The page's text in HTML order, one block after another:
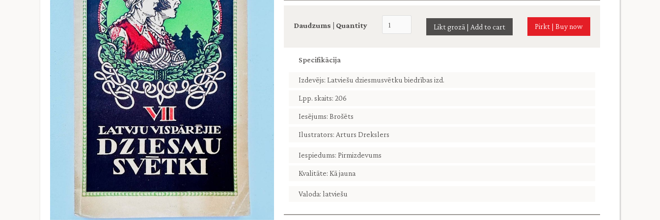
Daudzums | Quantity Pirkt | Buy now
Specifikācija
Izdevējs: Latviešu dziesmusvētku biedrības izd.
Lpp. skaits: 206
Iesējums: Brošēts
Ilustrators: Arturs Drekslers
Iespiedums: Pirmizdevums
Kvalitāte: Kā jauna
Valoda: latviešu